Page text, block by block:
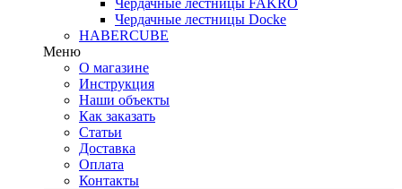
Чердачные лестницы FAKRO
Чердачные лестницы Docke
HABERCUBE
Меню
О магазине
Инструкция
Наши объекты
Как заказать
Статьи
Доставка
Оплата
Контакты